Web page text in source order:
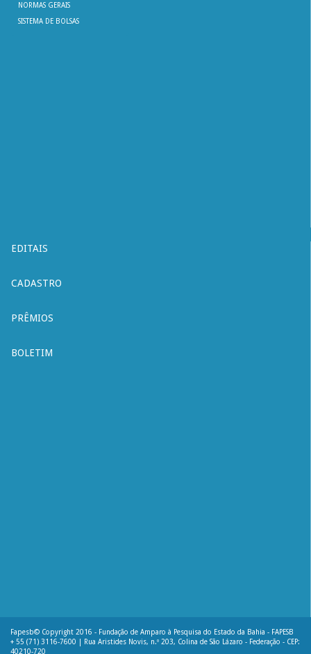
NORMAS GERAIS
SISTEMA DE BOLSAS
EDITAIS
CADASTRO
PRÊMIOS
BOLETIM
Fapesb© Copyright 2016 - Fundação de Amparo à Pesquisa do Estado da Bahia - FAPESB
+ 55 (71) 3116-7600 | Rua Aristides Novis, n.º 203, Colina de São Lázaro - Federação - CEP:
40210-720